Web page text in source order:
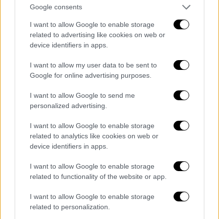
Google consents
I want to allow Google to enable storage
related to advertising like cookies on web or
device identifiers in apps.
I want to allow my user data to be sent to
Google for online advertising purposes.
I want to allow Google to send me
personalized advertising.
I want to allow Google to enable storage
related to analytics like cookies on web or
device identifiers in apps.
I want to allow Google to enable storage
related to functionality of the website or app.
I want to allow Google to enable storage
related to personalization.
Η άφιξη τουChris Isaakστην Αθήνα
συγκαταλέγεται στις πιο σημαντικές διεθνείς
συναυλίες του φετινού καλοκαιριού. Στις 13
Ιουνίου, το Δημοτικό Θέατρο Λυκαβηττού
υποδέχεται έναν από τους πλέον
αναγνωρίσιμους Αμερικανούς
τραγουδοποιούς των τελευταίων δεκαετιών.
Με πορεία που εκτείνεται σε περισσότερα
από σαράντα χρόνια, ο Isaak έχει
δημιουργήσει ένα προσωπικό ύφος που
συνδυάζει το rockabilly, το rock and roll και
τις κλασικές αμερικανικές μπαλάντες.
Για εκατομμύρια ακροατές σε ολόκληρο τον
κόσμο, το όνομά του συνδέεται πρωτίστως